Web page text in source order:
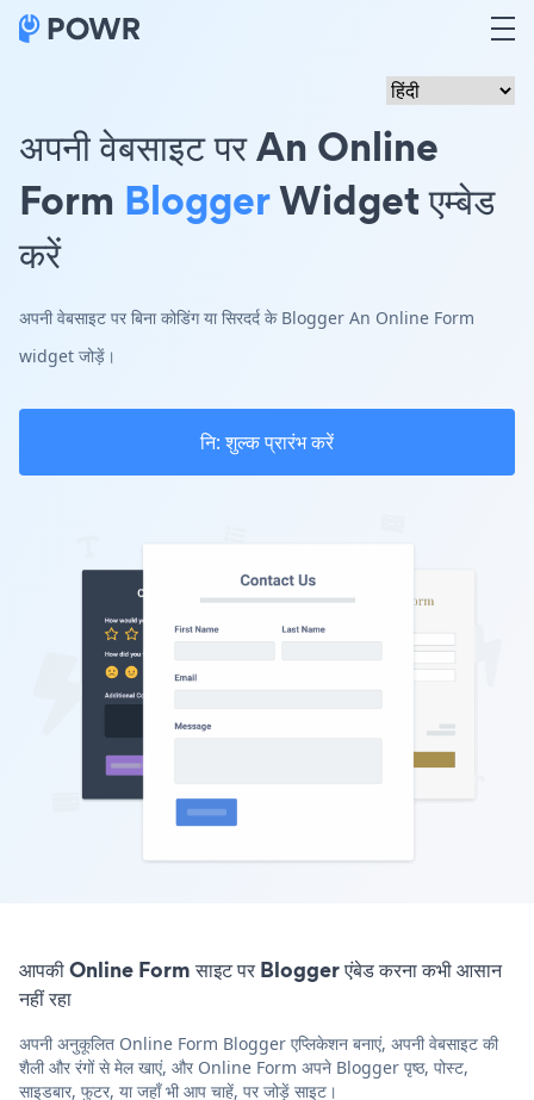
अपनी वेबसाइट पर An Online
Form BloggerWidget एम्बेड
करें
अपनी वेबसाइट पर बिना कोडिंग या सिरदर्द के Blogger An Online Form
widget जोड़ें।
नि: शुल्क प्रारंभ करें
आपकी Online Form साइट पर Blogger एंबेड करना कभी आसान
नहीं रहा
अपनी अनुकूलित Online Form Blogger एप्लिकेशन बनाएं, अपनी वेबसाइट की
शैली और रंगों से मेल खाएं, और Online Form अपने Blogger पृष्ठ, पोस्ट,
साइडबार, फुटर, या जहाँ भी आप चाहें, पर जोड़ें साइट।